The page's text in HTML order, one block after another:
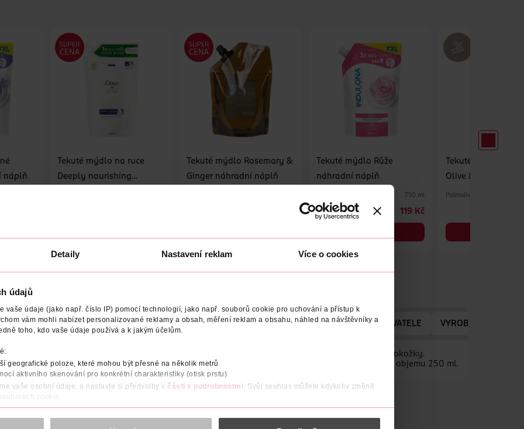
Detaily Nastavení reklam Více o cookies
údajů
vaše údaje (jako např. číslo IP) pomocí technologií, jako např. souborů cookie pro uchování a přístup k
vám mohli nabízet personalizované reklamy a obsah, měření reklam a obsahu, náhled na návštěvníky a
toho, kdo vaše údaje používá a k jakým účelům.
geografické poloze, které mohou být přesné na několik metrů
aktivního skenování pro konkrétní charakteristiky (otisk prstu)
vaše osobní údaje, a nastavte si předvolby v části s podrobnostmi . Svůj souhlas můžete kdykoliv změnit
cookie.
a reklam, funkcí sociálních médií, analýze návštěvnosti, které mohou nést osobní údaje.
osobních údajů.
náplň
Tekuté mýdlo na ruce
Deeply nourishing
Tekuté mýdlo Rosemary &
Ginger náhradní náplň
Tekuté mýdlo Růže
náhradní náplň
750 ml
119 Kč
Tekuté mýdlo
Olive & Milk
náplň
Palmolive
UPOZORNĚNÍ OBJEM NÁZEV VÝROBCE/DODAVATELE ADRESA VÝROBCE/DODAVATELE VYROBENO V
o 2 hydratační složky, glycerin a kyselinu mléčnou, které pomáhají udržovat přirozené pH pokožky.
z rostlinných zdrojů. Obsahuje o 75 % méně plastu vs. 2 lahvičky na Dettol tekuté mýdlo o objemu 250 ml.